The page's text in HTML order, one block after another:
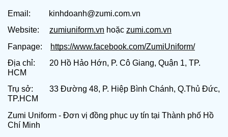
Email:         kinhdoanh@zumi.com.vn
Website: zumiuniform.vn hoặc zumi.com.vn
Fanpage:
https://www.facebook.com/ZumiUniform/
Địa chỉ:       20 Hồ Hảo Hớn, P. Cô Giang, Quận 1, TP.
HCM
Trụ sở:        33 Đường 48, P. Hiệp Bình Chánh, Q.Thủ Đức,
TP.HCM
Zumi Uniform - Đơn vị đồng phục uy tín tại Thành phố Hồ
Chí Minh